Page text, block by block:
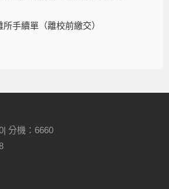
所手續單（離校前繳交）
分機：6660